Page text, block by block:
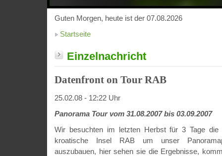
Guten Morgen, heute ist der 07.08.2026
Startseite
Einzelnachricht
Datenfront on Tour RAB
25.02.08 - 12:22 Uhr
Panorama Tour vom 31.08.2007 bis 03.09.2007
Wir besuchten im letzten Herbst für 3 Tage die
kroatische Insel RAB um unser
auszubauen, hier sehen sie die Ergebnisse,